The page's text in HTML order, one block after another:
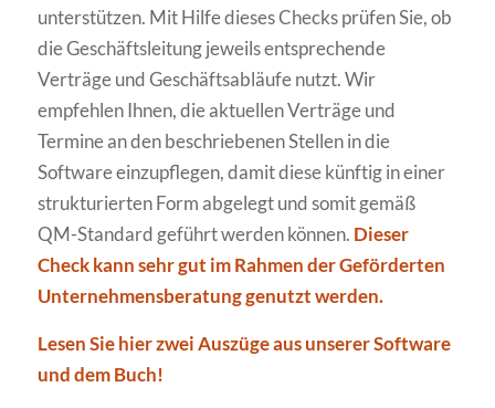
unterstützen. Mit Hilfe dieses Checks prüfen Sie, ob
die Geschäftsleitung jeweils entsprechende
Verträge und Geschäftsabläufe nutzt. Wir
empfehlen Ihnen, die aktuellen Verträge und
Termine an den beschriebenen Stellen in die
Software einzupflegen, damit diese künftig in einer
strukturierten Form abgelegt und somit gemäß
QM-Standard geführt werden können. Dieser
Check kann sehr gut im Rahmen der Geförderten
Unternehmensberatung genutzt werden.
Lesen Sie hier zwei Auszüge aus unserer Software
und dem Buch!